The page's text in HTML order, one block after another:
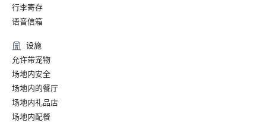
行李寄存
语音信箱
设施
允许带宠物
场地内安全
场地内的餐厅
场地内礼品店
场地内配餐